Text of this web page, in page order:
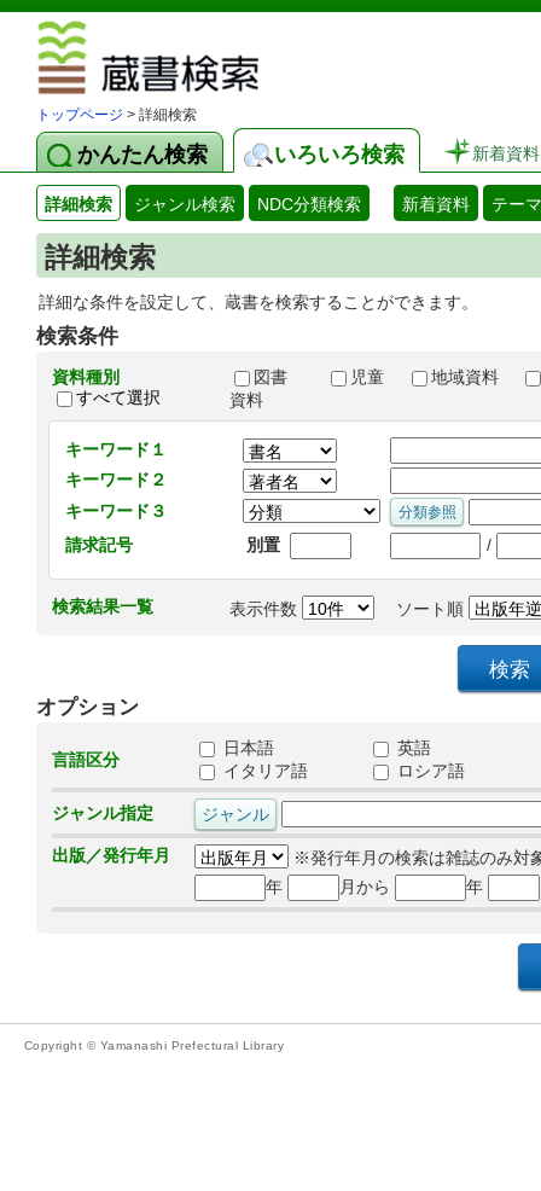
トップページ > 詳細検索
かんたん検索 いろいろ検索 新着資料
詳細検索 ジャンル検索 NDC分類検索 新着資料 テー
詳細検索
詳細な条件を設定して、蔵書を検索することができます。
検索条件
資料種別
すべて選択
図書 児童
地域資料
資料
キーワード１
キーワード２
キーワード３
請求記号
別置 /
検索結果一覧 表示件数 ソート順
オプション
言語区分
日本語
英語
イタリア語
ロシア語
ジャンル指定
出版／発行年月
※発行年月の検索は雑誌のみ対
年
月から 年
Copyright © Yamanashi Prefectural Library